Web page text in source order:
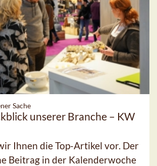
Sache
unserer Branche – KW
Ihnen die Top-Artikel vor. Der
Beitrag in der Kalenderwoche